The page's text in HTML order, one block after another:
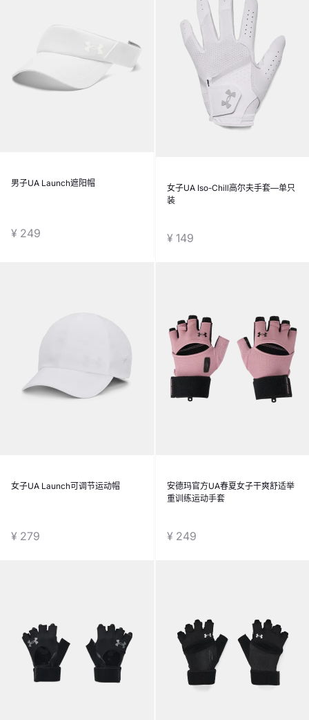
男子UA Launch遮阳帽
¥ 249
女子UA Iso-Chill高尔夫手套—单只
装
¥ 149
女子UA Launch可调节运动帽
¥ 279
安德玛官方UA春夏女子干爽舒适举
重训练运动手套
¥ 249